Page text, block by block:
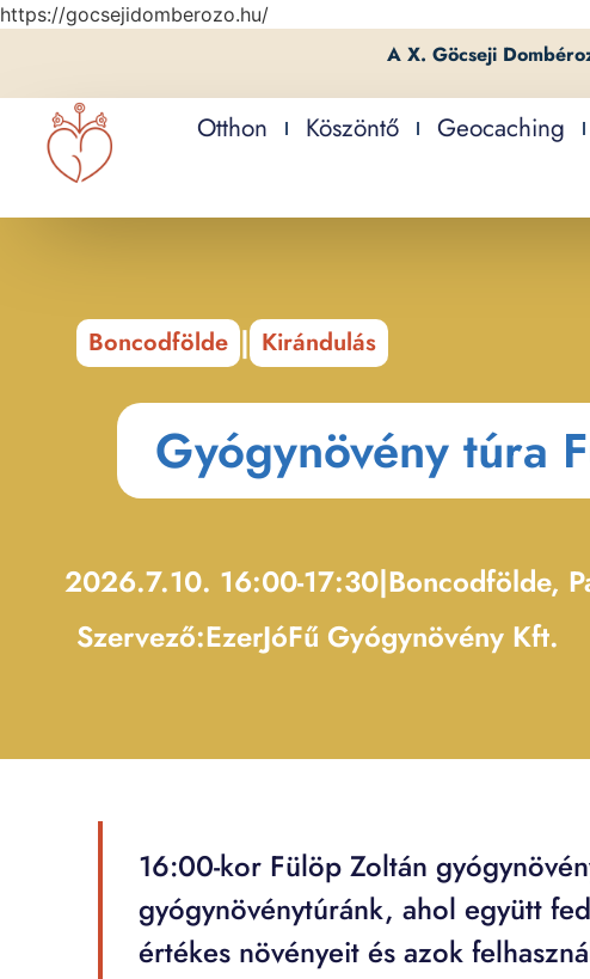
https://gocsejidomberozo.hu/
A X. Göcseji
Otthon Köszöntő Geocaching
Boncodfölde | Kirándulás
Gyógynövény túra
2026.7.10. 16:00-17:30|Boncodfölde,
Szervező:EzerJóFű Gyógynövény Kft.
16:00-kor Fülöp Zoltán
gyógynövénytúránk, ahol együtt
értékes növényeit és azok